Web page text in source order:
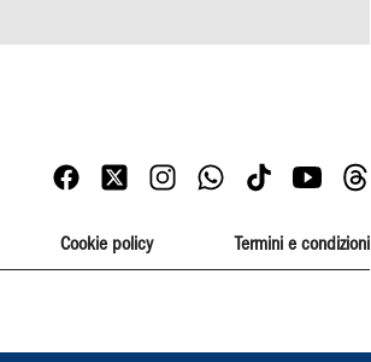
Cookie policy Termini e condizioni